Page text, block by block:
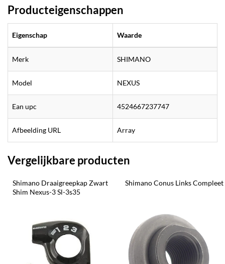
Producteigenschappen
Eigenschap Waarde
Merk SHIMANO
Model NEXUS
Ean upc 4524667237747
Afbeelding URL Array
Vergelijkbare producten
Shimano Draaigreepkap Zwart
Shim Nexus-3 Sl-3s35
Shimano Conus Links Compleet